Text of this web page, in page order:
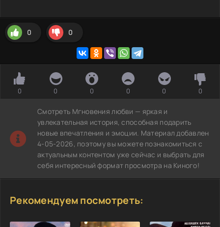
0 0
0 0 0 0 0 0
Смотреть Мгновения любви — яркая и
увлекательная история, способная подарить
новые впечатления и эмоции. Материал добавлен
4-05-2026, поэтому вы можете познакомиться с
актуальным контентом уже сейчас и выбрать для
себя интересный формат просмотра на Киного!
Рекомендуем посмотреть: